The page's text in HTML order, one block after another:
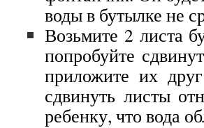
воды в бутылке не
Возьмите 2 листа
попробуйте
приложите их
сдвинуть листы
ребенку, что вода